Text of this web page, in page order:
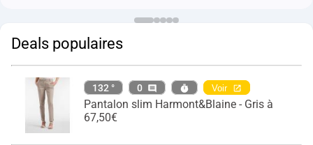
Deals populaires
132 ° 0 Voir
Pantalon slim Harmont&Blaine - Gris à
67,50€